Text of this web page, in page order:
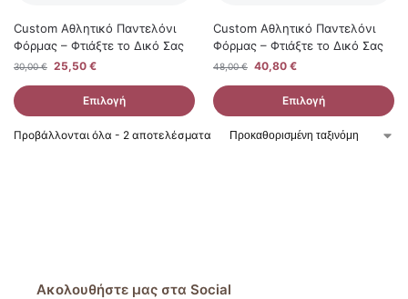
Custom Αθλητικό Παντελόνι
Φόρμας – Φτιάξτε το Δικό Σας
30,00€ 25,50 €
Επιλογή
Custom Αθλητικό Παντελόνι
Φόρμας – Φτιάξτε το Δικό Σας
48,00€ 40,80 €
Επιλογή
Προβάλλονται όλα - 2 αποτελέσματα
Ακολουθήστε μας στα Social